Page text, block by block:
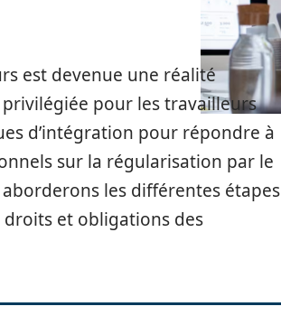
est devenue une réalité
pour les travailleurs
d’intégration pour répondre à
sur la régularisation par le
les différentes étapes
droits et obligations des